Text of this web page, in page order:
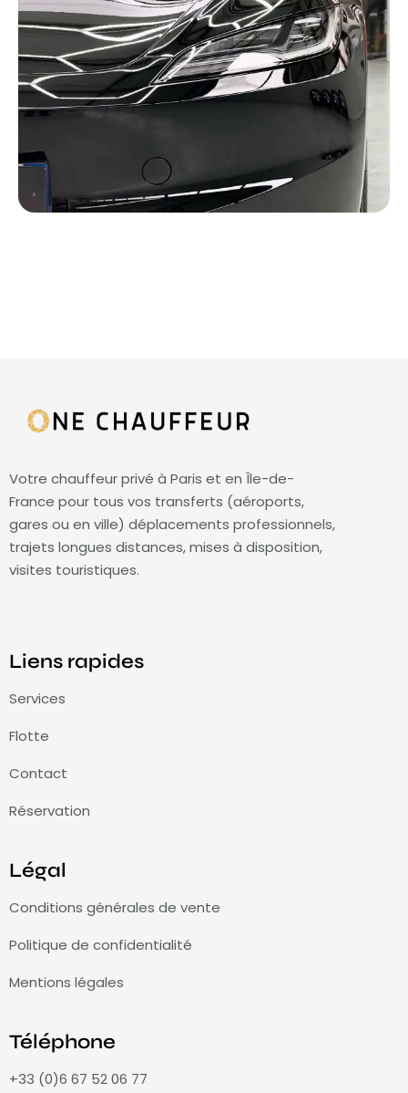
Votre chauffeur privé à Paris et en Île-de-
France pour tous vos transferts (aéroports,
gares ou en ville) déplacements professionnels,
trajets longues distances, mises à disposition,
visites touristiques.
Liens rapides
Services
Flotte
Contact
Réservation
Légal
Conditions générales de vente
Politique de confidentialité
Mentions légales
Téléphone
+33 (0)6 67 52 06 77